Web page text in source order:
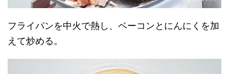
フライパンを中火で熱し、ベーコンとにんにくを加
えて炒める。